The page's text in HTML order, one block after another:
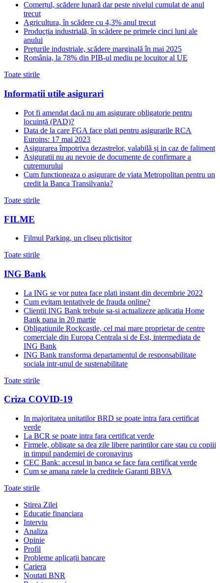
Comerțul, scădere lunară dar peste nivelul cumulat de anul
trecut
Agricultura, în scădere cu 4,3% anul trecut
Producția industrială, în scădere pe primele cinci luni ale
anului
Prețurile industriale, scădere marginală în mai 2025
România, la 78% din PIB-ul mediu pe locuitor al UE
Toate stirile
Informatii utile asigurari
Pot fi amendat dacă nu am asigurare obligatorie pentru
locuință (PAD)?
Data de la care FGA face plati pentru asigurarile RCA
Euroins: 17 mai 2023
Asigurarea împotriva dezastrelor, valabilă și in caz de faliment
Asiguratii nu au nevoie de documente de confirmare a
cutremurului
Cum functioneaza o asigurare de viata Metropolitan pentru un
credit la Banca Transilvania?
Toate stirile
FILME
Filmul Parking, un cliseu plictisitor
Toate stirile
ING Bank
La ING se vor putea face plati instant din decembrie 2022
Cum evitam tentativele de frauda online?
Clientii ING Bank trebuie sa-si actualizeze aplicatia Home
Bank pana in 20 martie
Obligatiunile Rockcastle, cel mai mare proprietar de centre
comerciale din Europa Centrala si de Est, intermediata de
ING Bank
ING Bank transforma departamentul de responsabilitate
sociala intr-unul de sustenabilitate
Toate stirile
Criza COVID-19
In majoritatea unitatilor BRD se poate intra fara certificat
verde
La BCR se poate intra fara certificat verde
Firmele, obligate sa dea zile libere parintilor care stau cu copiii
in timpul pandemiei de coronavirus
CEC Bank: accesul in banca se face fara certificat verde
Cum se amana ratele la creditele Garanti BBVA
Toate stirile
Stirea Zilei
Educatie financiara
Interviu
Analiza
Opinie
Profil
Probleme aplicații bancare
Cariera
Noutati BNR